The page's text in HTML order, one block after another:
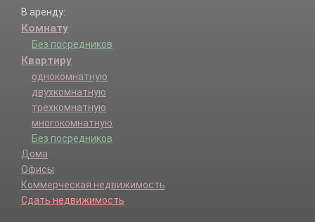
В аренду:
Комнату
Без посредников
Квартиру
однокомнатную
двухкомнатную
трехкомнатную
многокомнатную
Без посредников
Дома
Офисы
Коммерческая недвижимость
Сдать недвижимость